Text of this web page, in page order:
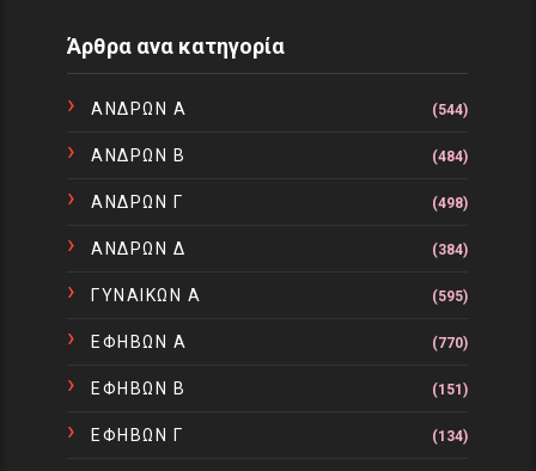
Άρθρα ανα κατηγορία
ΑΝΔΡΩΝ Α (544)
ΑΝΔΡΩΝ Β (484)
ΑΝΔΡΩΝ Γ (498)
ΑΝΔΡΩΝ Δ (384)
ΓΥΝΑΙΚΩΝ Α (595)
ΕΦΗΒΩΝ Α (770)
ΕΦΗΒΩΝ Β (151)
ΕΦΗΒΩΝ Γ (134)